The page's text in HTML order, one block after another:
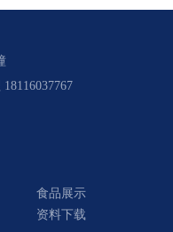
食品展示
资料下载